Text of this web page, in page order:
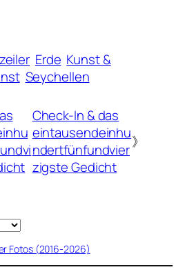
Erde Kunst &
Seychellen
Check-In & das
eintausendeinhu
ndertfünfundvier
zigste Gedicht
》
Fotos (2016-2026)